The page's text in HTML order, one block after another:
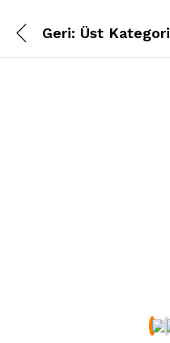
Geri: Üst Kategori